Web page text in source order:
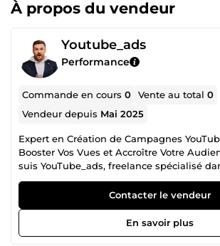
À propos du vendeur
Youtube_ads
Performance
Commande en cours0 Vente au total0
Vendeur depuis Mai 2025
Expert en Création de Campagnes
Booster Vos Vues et Accroître Votre
suis YouTube_ads, freelance spécialisé
gestion de campagnes YouTube Ads.
vous aider à maximiser la visibilité de vos
atteindre vos cibles avec une stratégie de
efficace. Ce que je vous propose : 🎯 Création de
campagnes publicitaires YouTube : de
Contacter le vendeur
En savoir plus